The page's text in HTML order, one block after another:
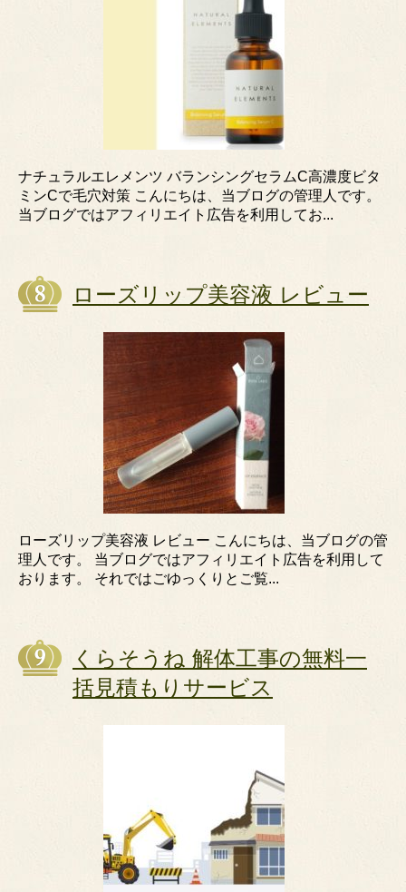
ナチュラルエレメンツ バランシングセラムC高濃度ビタ
ミンCで毛穴対策 こんにちは、当ブログの管理人です。
当ブログではアフィリエイト広告を利用してお...
ローズリップ美容液 レビュー
ローズリップ美容液 レビュー こんにちは、当ブログの管
理人です。 当ブログではアフィリエイト広告を利用して
おります。 それではごゆっくりとご覧...
くらそうね 解体工事の無料一
括見積もりサービス